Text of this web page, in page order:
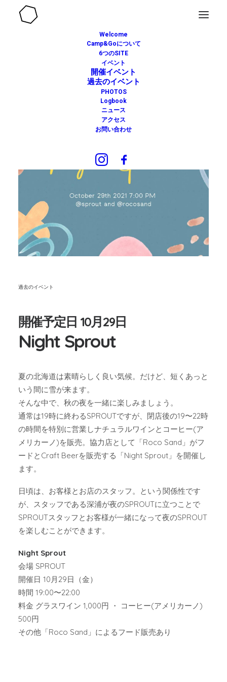
Welcome
Camp&Goについて
6つのSITE
イベント
開催イベント
過去のイベント
PHOTOS
Logbook
ニュース
アクセス
お問い合わせ
過去のイベント
開催予定日 10月29日
Night Sprout
夏の北海道は素晴らしく良い気候。だけど、短くあっと
いう間に雪が来ます。
そんな中で、秋の夜を一緒に楽しみましょう。
通常は19時に終わるSPROUTですが、閉店後の19〜22時
の時間を特別に営業しナチュラルワインとコーヒー(ア
メリカーノ)を販売。協力店として「Roco Sand」がフ
ードとCraft Beerを販売する「Night Sprout」を開催し
ます。
日頃は、お客様とお店のスタッフ。という関係性です
が、スタッフである深浦が夜のSPROUTに立つことで
SPROUTスタッフとお客様が一緒になって夜のSPROUT
を楽しむことができます。
Night Sprout
会場 SPROUT
開催日 10月29日（金）
時間 19:00〜22:00
料金 グラスワイン 1,000円 ・ コーヒー(アメリカーノ)
500円
その他「Roco Sand」によるフード販売あり